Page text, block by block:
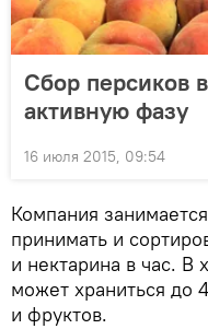
Cбор персиков
активную фазу
16 июля 2015, 09:54
Компания
принимать и
и нектарина в час. В
может храниться до
и фруктов.